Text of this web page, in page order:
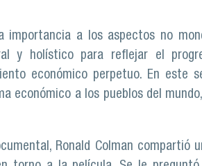
importancia a los aspectos no
y holístico para reflejar el
económico perpetuo. En este
económico a los pueblos del
Ronald Colman compartió